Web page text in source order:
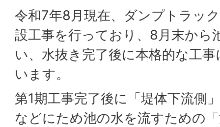
令和7年8月現在、ダンプトラッ
設工事を行っており、8月末から
い、水抜き完了後に本格的な工
います。
第1期工事完了後に「堤体下流側
などにため池の水を流すための